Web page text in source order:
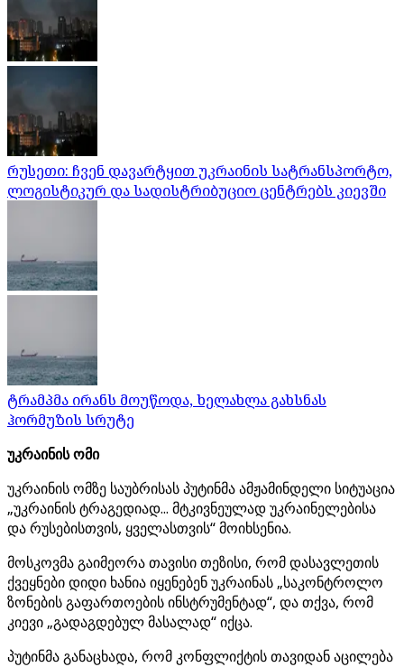
რუსეთი: ჩვენ დავარტყით უკრაინის სატრანსპორტო,
ლოგისტიკურ და სადისტრიბუციო ცენტრებს კიევში
ტრამპმა ირანს მოუწოდა, ხელახლა გახსნას
ჰორმუზის სრუტე
უკრაინის ომი
უკრაინის ომზე საუბრისას პუტინმა ამჟამინდელი სიტუაცია
„უკრაინის ტრაგედიად... მტკივნეულად უკრაინელებისა
და რუსებისთვის, ყველასთვის“ მოიხსენია.
მოსკოვმა გაიმეორა თავისი თეზისი, რომ დასავლეთის
ქვეყნები დიდი ხანია იყენებენ უკრაინას „საკონტროლო
ზონების გაფართოების ინსტრუმენტად“, და თქვა, რომ
კიევი „გადაგდებულ მასალად“ იქცა.
პუტინმა განაცხადა, რომ კონფლიქტის თავიდან აცილება